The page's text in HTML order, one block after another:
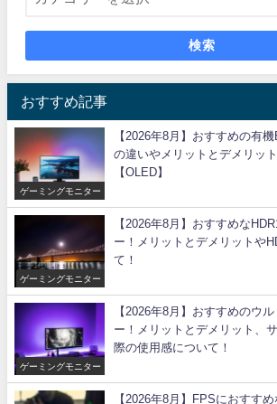
検索
おすすめ記事
ゲーミングモニター
【2026年8月】おすすめの有
の違いやメリットとデメリッ
【OLED】
ゲーミングモニター
【2026年8月】おすすめな
ー！メリットとデメリットや
て！
ゲーミングモニター
【2026年8月】おすすめのウ
ー！メリットとデメリット、
際の使用感について！
【2026年8月】FPSにおすす